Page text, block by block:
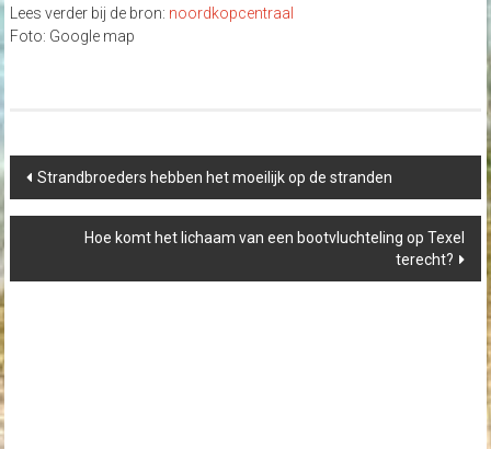
Lees verder bij de bron: noordkopcentraal
Foto: Google map
navigation
Strandbroeders hebben het moeilijk op de stranden
Hoe komt het lichaam van een bootvluchteling op Texel
terecht?